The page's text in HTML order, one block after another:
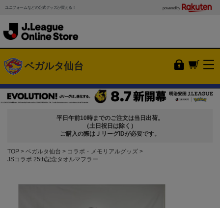
ユニフォームなどの公式グッズが買える！ powered by
ベガルタ仙台
平日午前10時までのご注文は当日出荷。
（土日祝日は除く）
ご購入の際はＪリーグIDが必要です。
TOP ベガルタ仙台
コラボ・メモリアルグッズ
JSコラボ 25th記念タオルマフラー